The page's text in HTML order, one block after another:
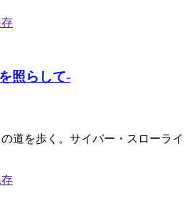
照らして-
道を歩く。サイバー・スローライ